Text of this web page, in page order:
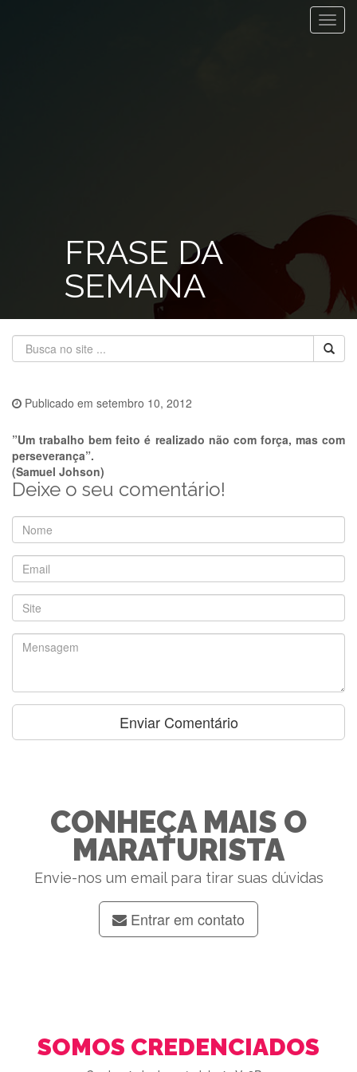
FRASE DA
SEMANA
Publicado em setembro 10, 2012
”Um trabalho bem feito é realizado não com força, mas com
perseverança”.
(Samuel Johson)
Deixe o seu comentário!
CONHEÇA MAIS O
MARATURISTA
Envie-nos um email para tirar suas dúvidas
Entrar em contato
SOMOS CREDENCIADOS